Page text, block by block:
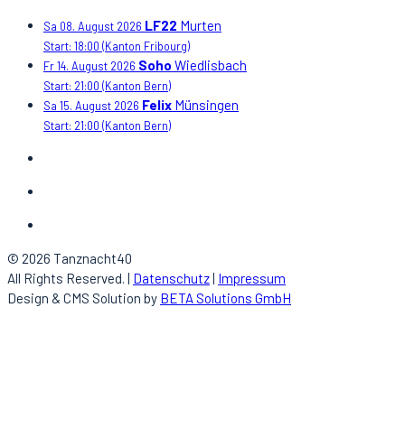
Sa 08. August 2026 LF22 Murten
Start: 18:00 (Kanton Fribourg)
Fr 14. August 2026 Soho Wiedlisbach
Start: 21:00 (Kanton Bern)
Sa 15. August 2026 Felix Münsingen
Start: 21:00 (Kanton Bern)
© 2026 Tanznacht40
All Rights Reserved. | Datenschutz Impressum
Design & CMS Solution by BETA Solutions GmbH